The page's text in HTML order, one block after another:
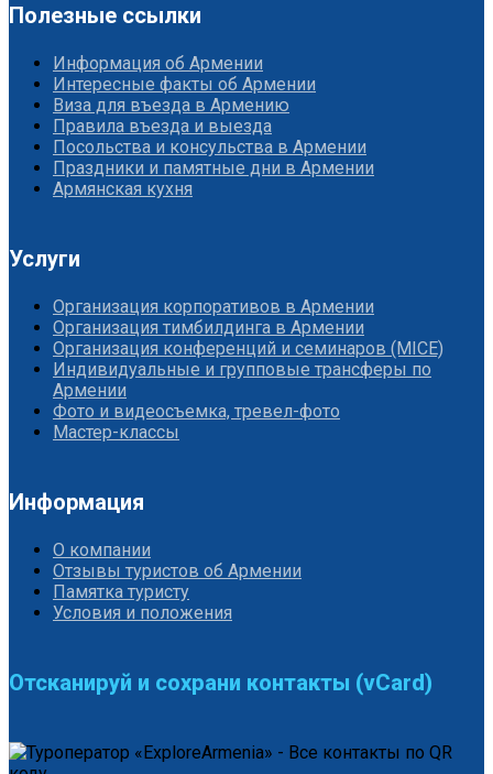
Полезные ссылки
Информация об Армении
Интересные факты об Армении
Виза для въезда в Армению
Правила въезда и выезда
Посольства и консульства в Армении
Праздники и памятные дни в Армении
Армянская кухня
Услуги
Организация корпоративов в Армении
Организация тимбилдинга в Армении
Организация конференций и семинаров (MICE)
Индивидуальные и групповые трансферы по
Армении
Фото и видеосъемка, тревел-фото
Мастер-классы
Информация
О компании
Отзывы туристов об Армении
Памятка туристу
Условия и положения
Отсканируй и сохрани контакты (vCard)